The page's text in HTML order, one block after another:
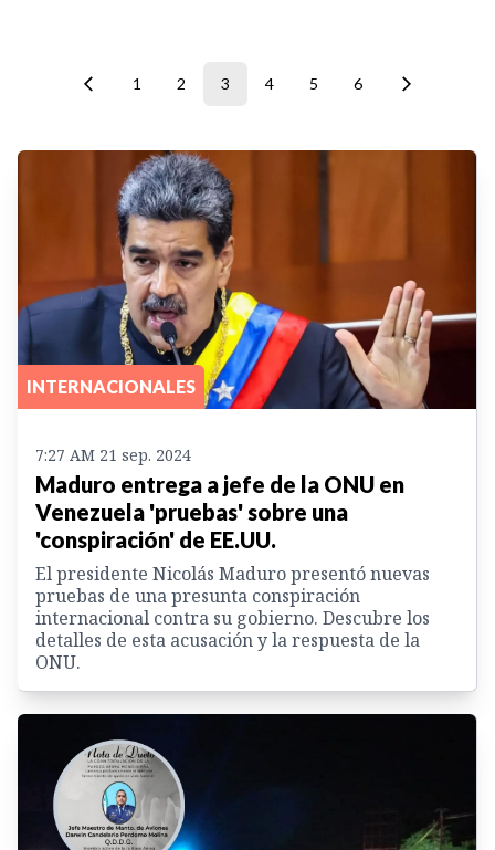
1 2 3 4 5 6
INTERNACIONALES
7:27 AM 21 sep. 2024
Maduro entrega a jefe de la ONU en
Venezuela 'pruebas' sobre una
'conspiración' de EE.UU.
El presidente Nicolás Maduro presentó nuevas
pruebas de una presunta conspiración
internacional contra su gobierno. Descubre los
detalles de esta acusación y la respuesta de la
ONU.